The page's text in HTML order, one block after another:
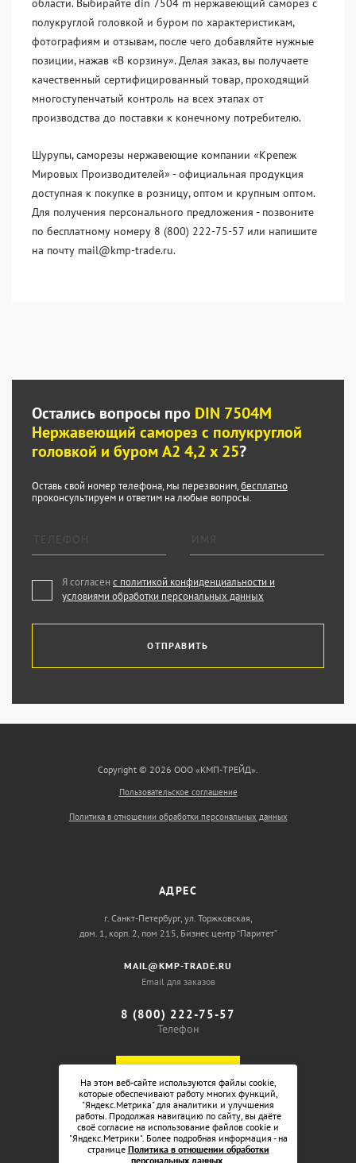
области. Выбирайте din 7504 m нержавеющий саморез с
полукруглой головкой и буром по характеристикам,
фотографиям и отзывам, после чего добавляйте нужные
позиции, нажав «В корзину». Делая заказ, вы получаете
качественный сертифицированный товар, проходящий
многоступенчатый контроль на всех этапах от
производства до поставки к конечному потребителю.
Шурупы, саморезы нержавеющие компании «Крепеж
Мировых Производителей» - официальная продукция
доступная к покупке в розницу, оптом и крупным оптом.
Для получения персонального предложения - позвоните
по бесплатному номеру 8 (800) 222-75-57 или напишите
на почту mail@kmp-trade.ru.
Остались вопросы про DIN 7504M
Нержавеющий саморез с полукруглой
головкой и буром А2 4,2 x 25?
Оставь свой номер телефона, мы перезвоним,бесплатно
проконсультируем и ответим на любые вопросы.
Я согласен с политикой конфиденциальности и
условиями обработки персональных данных
ОТПРАВИТЬ
Copyright © 2026 ООО «КМП-ТРЕЙД».
Пользовательское соглашение
Политика в отношении обработки персональных данных
АДРЕС
г. Санкт-Петербург, ул. Торжковская,
дом. 1, корп. 2, пом 215, Бизнес центр “Паритет”
MAIL@KMP-TRADE.RU
Email для заказов
8 (800) 222-75-57
Телефон
На этом веб-сайте используются файлы cookie,
которые обеспечивают работу многих функций,
"Яндекс.Метрика" для аналитики и улучшения
работы. Продолжая навигацию по сайту, вы даёте
своё согласие на использование файлов cookie и
"Яндекс.Метрики". Более подробная информация - на
странице Политика в отношении обработки
персональных данных